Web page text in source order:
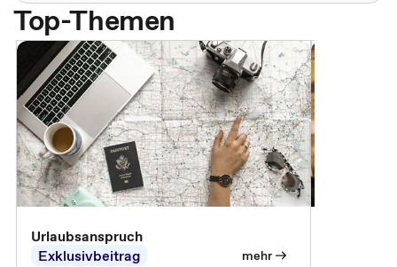
Top-Themen
Urlaubsanspruch
Exklusivbeitrag
mehr